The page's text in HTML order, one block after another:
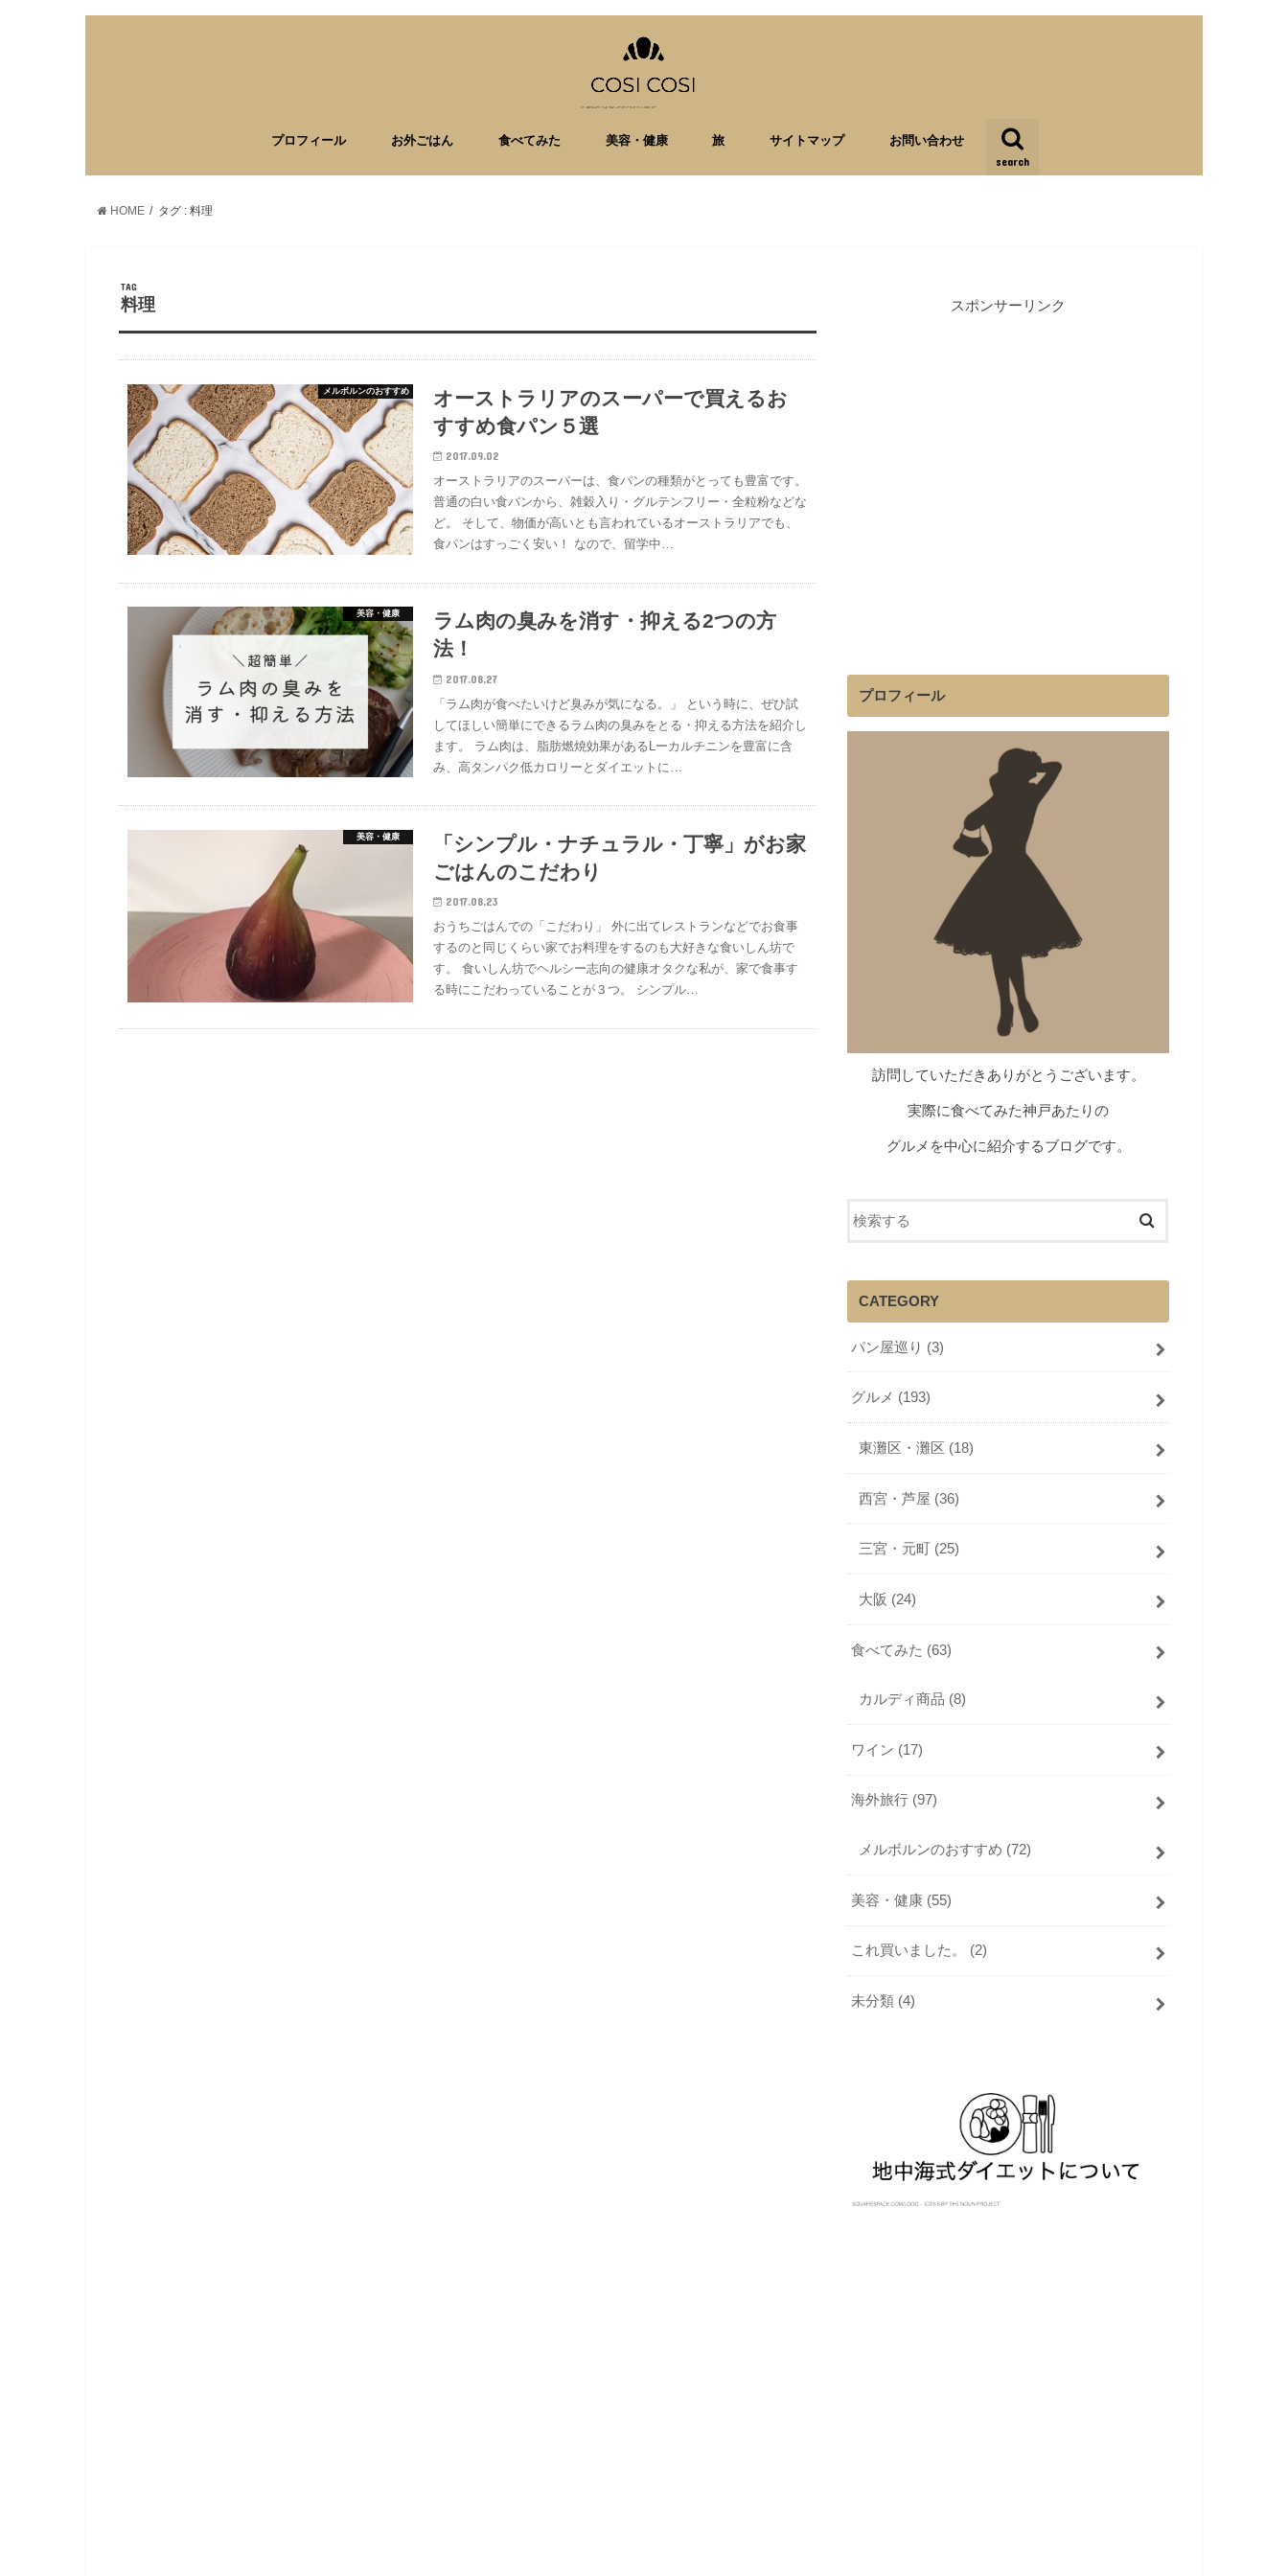
search
プロフィール お外ごはん 食べてみた 美容・健康 旅 サイトマップ お問い合わせ
HOME タグ : 料理
TAG
料理
メルボルンのおすすめ
オーストラリアのスーパーで買えるお
すすめ食パン５選
2017.09.02
オーストラリアのスーパーは、食パンの種類がとっても豊富です。
普通の白い食パンから、雑穀入り・グルテンフリー・全粒粉などな
ど。 そして、物価が高いとも言われているオーストラリアでも、
食パンはすっごく安い！ なので、留学中…
美容・健康
ラム肉の臭みを消す・抑える2つの方
法！
2017.08.27
「ラム肉が食べたいけど臭みが気になる。」 という時に、ぜひ試
してほしい簡単にできるラム肉の臭みをとる・抑える方法を紹介し
ます。 ラム肉は、脂肪燃焼効果があるLーカルチニンを豊富に含
み、高タンパク低カロリーとダイエットに…
美容・健康
「シンプル・ナチュラル・丁寧」がお家
ごはんのこだわり
2017.08.23
おうちごはんでの「こだわり」 外に出てレストランなどでお食事
するのと同じくらい家でお料理をするのも大好きな食いしん坊で
す。 食いしん坊でヘルシー志向の健康オタクな私が、家で食事す
る時にこだわっていることが３つ。 シンプル…
スポンサーリンク
プロフィール
訪問していただきありがとうございます。
実際に食べてみた神戸あたりの
グルメを中心に紹介するブログです。
CATEGORY
パン屋巡り (3)
グルメ (193)
東灘区・灘区 (18)
西宮・芦屋 (36)
三宮・元町 (25)
大阪 (24)
食べてみた (63)
カルディ商品 (8)
ワイン (17)
海外旅行 (97)
メルボルンのおすすめ (72)
美容・健康 (55)
これ買いました。 (2)
未分類 (4)